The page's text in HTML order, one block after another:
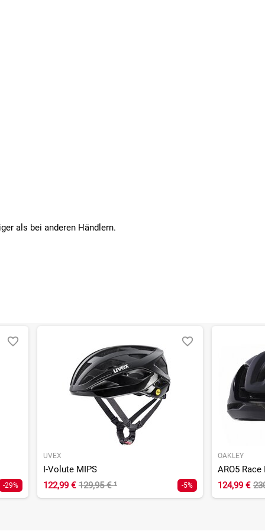
als bei anderen Händlern.
-29%
UVEX
I-Volute MIPS
122,99 € 129,95 €¹ -5%
OAKLEY
ARO5 Race
124,99 €